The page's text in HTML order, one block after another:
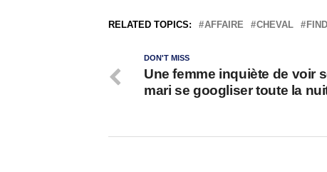
RELATED TOPICS: AFFAIRE CHEVAL
DON'T MISS
Une femme inquiète de voir
mari se googliser toute la